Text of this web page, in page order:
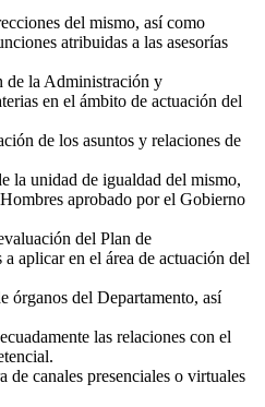
del mismo, así como
atribuidas a las asesorías
de la Administración y
en el ámbito de actuación del
de los asuntos y relaciones de
la unidad de igualdad del mismo,
aprobado por el Gobierno
del Plan de
aplicar en el área de actuación del
órganos del Departamento, así
las relaciones con el
canales presenciales o virtuales